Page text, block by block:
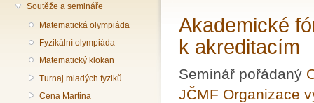
Soutěže a semináře
Matematická olympiáda
Fyzikální olympiáda
Matematický klokan
Turnaj mladých fyziků
Cena Martina
Akademické
k akreditacím
Seminář pořádaný
JČMF Organizace